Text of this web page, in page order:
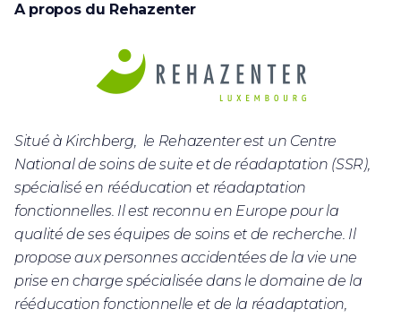
A propos du Rehazenter
Situé à Kirchberg, le Rehazenter est un Centre
National de soins de suite et de réadaptation (SSR),
spécialisé en rééducation et réadaptation
fonctionnelles. Il est reconnu en Europe pour la
qualité de ses équipes de soins et de recherche. Il
propose aux personnes accidentées de la vie une
prise en charge spécialisée dans le domaine de la
rééducation fonctionnelle et de la réadaptation,